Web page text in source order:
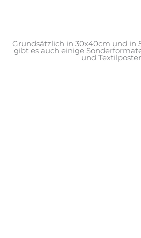
Grundsätzlich in 30x40cm und in
gibt es auch einige
und